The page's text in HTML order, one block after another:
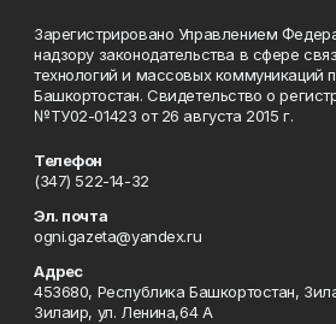
Зарегистрировано Управлением
надзору законодательства в сфере
технологий и массовых коммуникаций
Башкортостан. Свидетельство о
№ТУ02-01423 от 26 августа 2015 г.
Телефон
(347) 522-14-32
Эл. почта
ogni.gazeta@yandex.ru
Адрес
453680, Республика Башкортостан,
Зилаир, ул. Ленина,64 А